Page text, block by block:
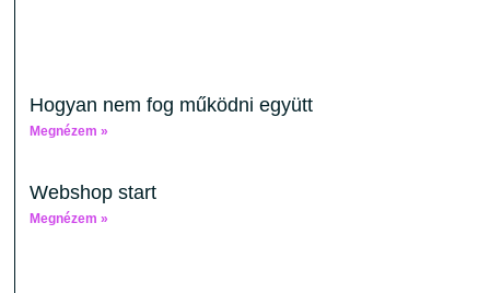
Hogyan nem fog működni együtt
Megnézem »
Webshop start
Megnézem »